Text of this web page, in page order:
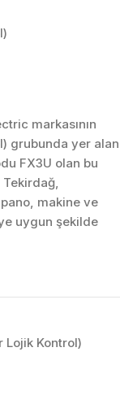
markasının
grubunda yer alan
FX3U olan bu
makine ve
uygun şekilde
Lojik Kontrol)